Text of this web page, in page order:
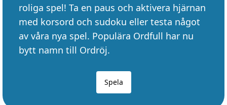
roliga spel! Ta en paus och aktivera hjärnan
med korsord och sudoku eller testa något
av våra nya spel. Populära Ordfull har nu
bytt namn till Ordröj.
Spela